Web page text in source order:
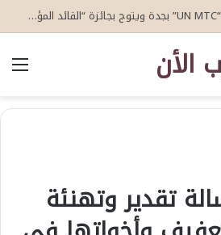
هاني الشريف وكيلاً لـ “UN MTC” بجدة ويتوج بجائزة “القائد المؤثر”
الأن
تقدير وتهنئة